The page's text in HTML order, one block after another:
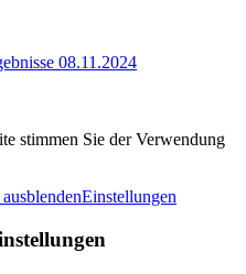
08.11.2024
stimmen Sie der Verwendung
Einstellungen